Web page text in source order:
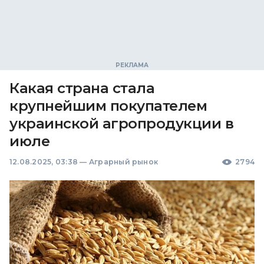
Какая страна стала
крупнейшим покупателем
украинской агропродукции в
июле
12.08.2025, 03:38 — Аграрный рынок 2794